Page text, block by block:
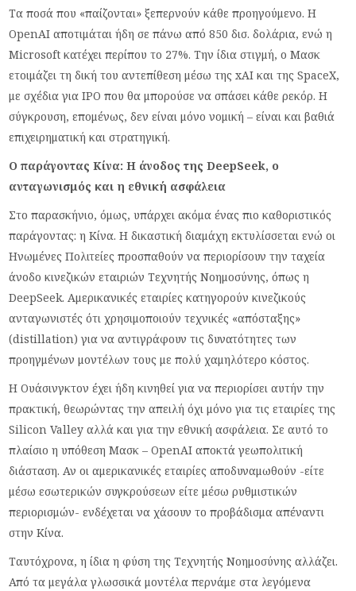
Τα ποσά που «παίζονται» ξεπερνούν κάθε προηγούμενο. Η
OpenAI αποτιμάται ήδη σε πάνω από 850 δισ. δολάρια, ενώ η
Microsoft κατέχει περίπου το 27%. Την ίδια στιγμή, ο Μασκ
ετοιμάζει τη δική του αντεπίθεση μέσω της xAI και της SpaceX,
με σχέδια για IPO που θα μπορούσε να σπάσει κάθε ρεκόρ. Η
σύγκρουση, επομένως, δεν είναι μόνο νομική – είναι και βαθιά
επιχειρηματική και στρατηγική.
Ο παράγοντας Κίνα: Η άνοδος της DeepSeek, ο
ανταγωνισμός και η εθνική ασφάλεια
Στο παρασκήνιο, όμως, υπάρχει ακόμα ένας πιο καθοριστικός
παράγοντας: η Κίνα. Η δικαστική διαμάχη εκτυλίσσεται ενώ οι
Ηνωμένες Πολιτείες προσπαθούν να περιορίσουν την ταχεία
άνοδο κινεζικών εταιριών Τεχνητής Νοημοσύνης, όπως η
DeepSeek. Αμερικανικές εταιρίες κατηγορούν κινεζικούς
ανταγωνιστές ότι χρησιμοποιούν τεχνικές «απόσταξης»
(distillation) για να αντιγράφουν τις δυνατότητες των
προηγμένων μοντέλων τους με πολύ χαμηλότερο κόστος.
Η Ουάσινγκτον έχει ήδη κινηθεί για να περιορίσει αυτήν την
πρακτική, θεωρώντας την απειλή όχι μόνο για τις εταιρίες της
Silicon Valley αλλά και για την εθνική ασφάλεια. Σε αυτό το
πλαίσιο η υπόθεση Μασκ – OpenAI αποκτά γεωπολιτική
διάσταση. Αν οι αμερικανικές εταιρίες αποδυναμωθούν -είτε
μέσω εσωτερικών συγκρούσεων είτε μέσω ρυθμιστικών
περιορισμών- ενδέχεται να χάσουν το προβάδισμα απέναντι
στην Κίνα.
Ταυτόχρονα, η ίδια η φύση της Τεχνητής Νοημοσύνης αλλάζει.
Από τα μεγάλα γλωσσικά μοντέλα περνάμε στα λεγόμενα